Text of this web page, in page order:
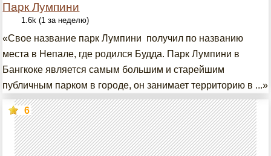
Парк Лумпини
1.6k (1 за неделю)
«Свое название парк Лумпини получил по названию
места в Непале, где родился Будда. Парк Лумпини в
Бангкоке является самым большим и старейшим
публичным парком в городе, он занимает территорию в ...»
6